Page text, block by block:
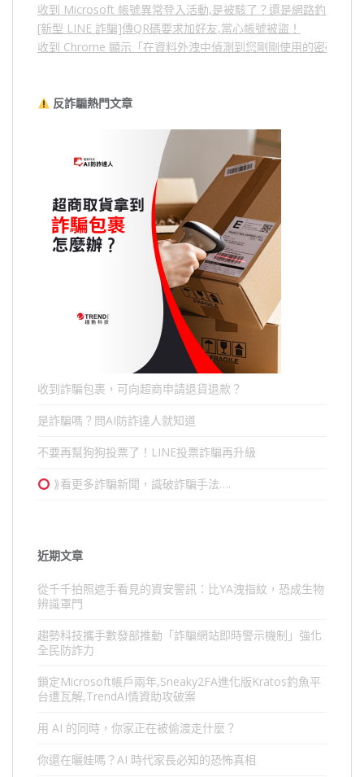
收到 Microsoft 帳號異常登入活動,是被駭了？還是網路釣魚？
[新型 LINE 詐騙]傳QR碼要求加好友,當心帳號被盜！
收到 Chrome 顯示「在資料外洩中偵測到您剛剛使用的密碼」
反詐騙熱門文章
收到詐騙包裹，可向超商申請退貨退款？
是詐騙嗎？問AI防詐達人就知道
不要再幫狗狗投票了！LINE投票詐騙再升級
⟫看更多詐騙新聞，識破詐騙手法….
近期文章
從千千拍照遮手看見的資安警訊：比YA洩指紋，恐成生物
辨識罩門
趨勢科技攜手數發部推動「詐騙網站即時警示機制」強化
全民防詐力
鎖定Microsoft帳戶兩年,Sneaky2FA進化版Kratos釣魚平
台遭瓦解,TrendAI情資助攻破案
用 AI 的同時，你家正在被偷渡走什麼？
你還在曬娃嗎？AI 時代家長必知的恐怖真相